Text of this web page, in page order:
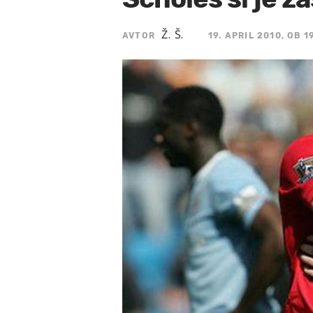
AVTOR Ž. Š. 19. APRIL 2010, OB